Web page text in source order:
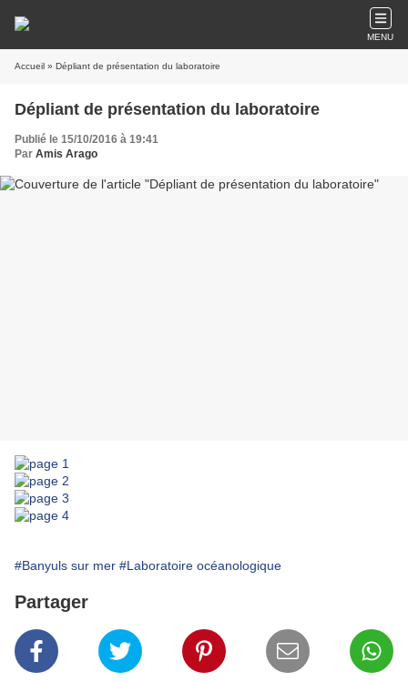
MENU
Accueil » Dépliant de présentation du laboratoire
Dépliant de présentation du laboratoire
Publié le 15/10/2016 à 19:41
Par Amis Arago
#Banyuls sur mer #Laboratoire océanologique
Partager